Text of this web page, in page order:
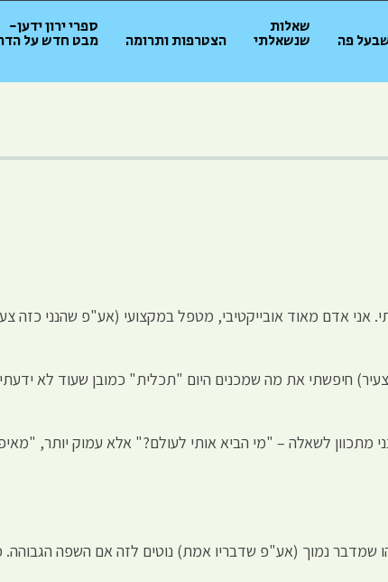
פה
שאלות
שנשאלתי הצטרפות ותרומה
ספרי ירון ידען-
מבט חדש על
אדם מאוד אובייקטיבי, מטפל במקצועי (אע"פ שהנני כזה
מהירה" ו"בעל-אבחנה". כל חיי – מגיל 34 (ואפילו יותר צעיר) חיפשתי את מה שמכנים היום "תכלית" כמובן
מתכוון לשאלה – "מי הביא אותי לעולם?" אלא עמוק יותר,
שמדבר נמוך (אע"פ שדבריו אמת) נוטים לזה אם השפה הגבוהה.